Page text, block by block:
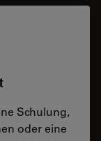
Schulung,
oder eine